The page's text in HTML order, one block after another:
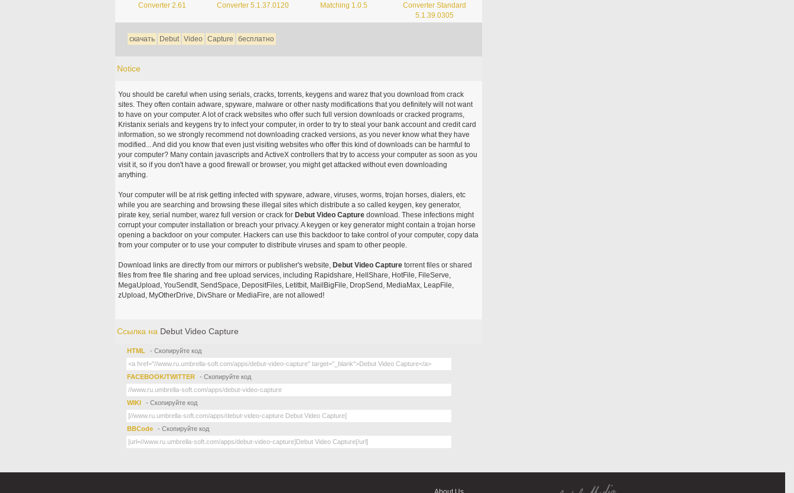
Converter 2.61
Converter 5.1.37.0120
Matching 1.0.5
Converter Standard
5.1.39.0305
скачать Debut Video Capture бесплатно
Notice
You should be careful when using serials, cracks, torrents, keygens and warez that you download from crack
sites. They often contain adware, spyware, malware or other nasty modifications that you definitely will not want
to have on your computer. A lot of crack websites who offer such full version downloads or cracked programs,
Kristanix serials and keygens try to infect your computer, in order to try to steal your bank account and credit card
information, so we strongly recommend not downloading cracked versions, as you never know what they have
modified... And did you know that even just visiting websites who offer this kind of downloads can be harmful to
your computer? Many contain javascripts and ActiveX controllers that try to access your computer as soon as you
visit it, so if you don't have a good firewall or browser, you might get attacked without even downloading
anything.
Your computer will be at risk getting infected with spyware, adware, viruses, worms, trojan horses, dialers, etc
while you are searching and browsing these illegal sites which distribute a so called keygen, key generator,
pirate key, serial number, warez full version or crack for Debut Video Capturedownload. These infections might
corrupt your computer installation or breach your privacy. A keygen or key generator might contain a trojan horse
opening a backdoor on your computer. Hackers can use this backdoor to take control of your computer, copy data
from your computer or to use your computer to distribute viruses and spam to other people.
Download links are directly from our mirrors or publisher's website, Debut Video Capturetorrent files or shared
files from free file sharing and free upload services, including Rapidshare, HellShare, HotFile, FileServe,
MegaUpload, YouSendIt, SendSpace, DepositFiles, Letitbit, MailBigFile, DropSend, MediaMax, LeapFile,
zUpload, MyOtherDrive, DivShare or MediaFire, are not allowed!
Ссылка на Debut Video Capture
HTML - Скопируйте код
FACEBOOK/TWITTER - Скопируйте код
WIKI - Скопируйте код
BBCode - Скопируйте код